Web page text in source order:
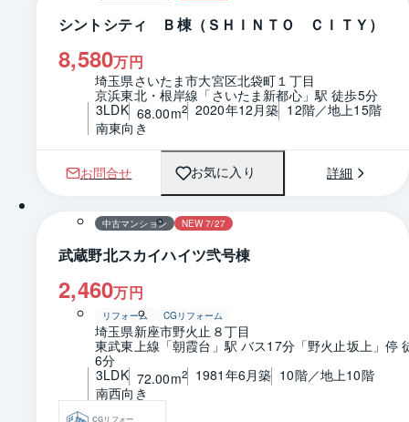
シントシティ Ｂ棟（ＳＨＩＮＴＯ ＣＩＴＹ）
8,580万円
埼玉県さいたま市大宮区北袋町１丁目
京浜東北・根岸線「さいたま新都心」駅 徒歩5分
3LDK 68.00m2 2020年12月築 12階／地上15階
南東向き
お問合せ お気に入り 詳細
1 / 0 間取り
中古マンション NEW 7/27
武蔵野北スカイハイツ弐号棟
2,460万円
リフォーム CGリフォーム
埼玉県新座市野火止８丁目
東武東上線「朝霞台」駅 バス17分「野火止坂上」停
6分
3LDK 72.00m2 1981年6月築 10階／地上10階
南西向き
CGリフォー